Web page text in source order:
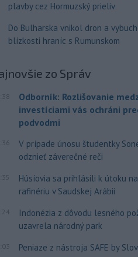
plavby cez Hormuzský prieliv
Do Bulharska vnikol dron a
blízkosti hraníc s Rumunskom
zo Správ
Odborník: Rozlišovanie
investíciami vás ochráni
podvodmi
V prípade únosu študentky
odznieť záverečné reči
Húsíovia sa prihlásili k útoku
rafinériu v Saudskej Arábii
Indonézia z dôvodu lesného
uzavrela národný park
Peniaze z nástroja SAFE by